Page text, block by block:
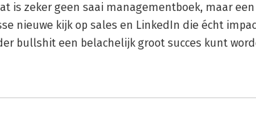
is zeker geen saai managementboek, maar
nieuwe kijk op sales en LinkedIn die écht
bullshit een belachelijk groot succes kunt